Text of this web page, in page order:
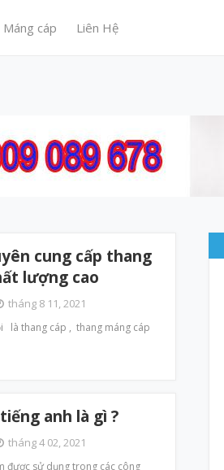
Máng cáp Liên Hệ
cung cấp thang
lượng cao
tháng 8 11, 2021
là thang cáp , thang máng cáp
anh là gì ?
tháng 4 02, 2021
được sử dụng trong các công